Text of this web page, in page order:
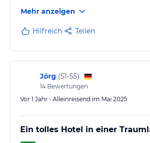
Mehr anzeigen
Hilfreich Teilen
Jörg (51-55)
14 Bewertungen
Vor 1 Jahr • Alleinreisend im Mai 2025
Ein tolles Hotel in einer